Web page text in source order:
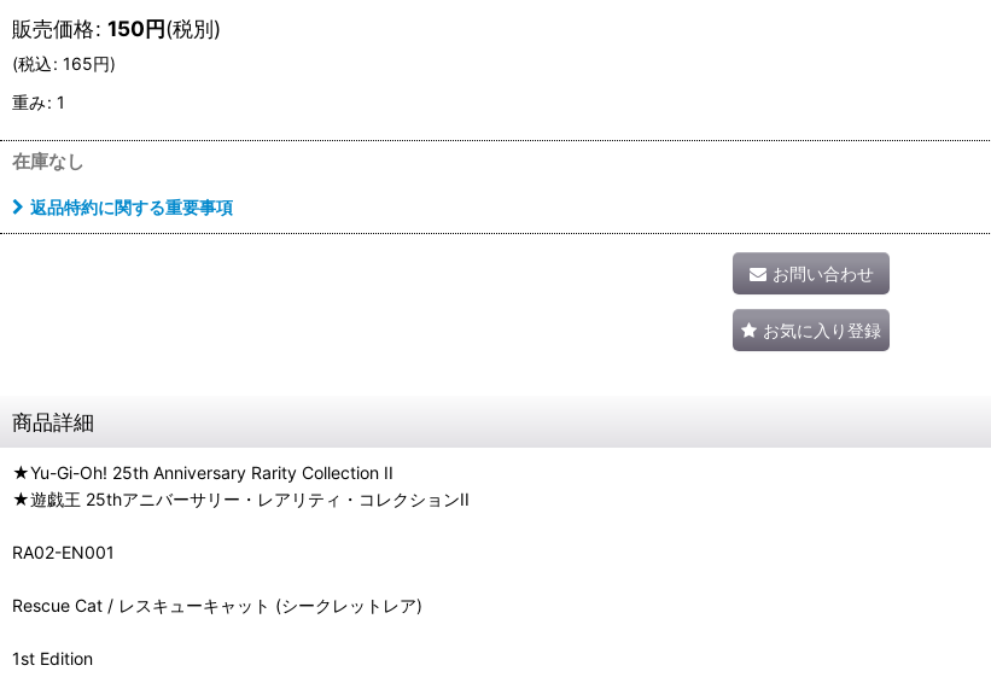
販売価格: 150円(税別)
(税込: 165円)
重み: 1
在庫なし
返品特約に関する重要事項
お問い合わせ
お気に入り登録
商品詳細
★Yu-Gi-Oh! 25th Anniversary Rarity Collection II
★遊戯王 25thアニバーサリー・レアリティ・コレクションII
RA02-EN001
Rescue Cat / レスキューキャット (シークレットレア)
1st Edition